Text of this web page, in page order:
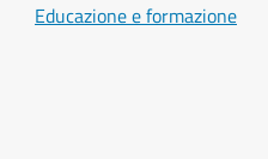
Educazione e formazione